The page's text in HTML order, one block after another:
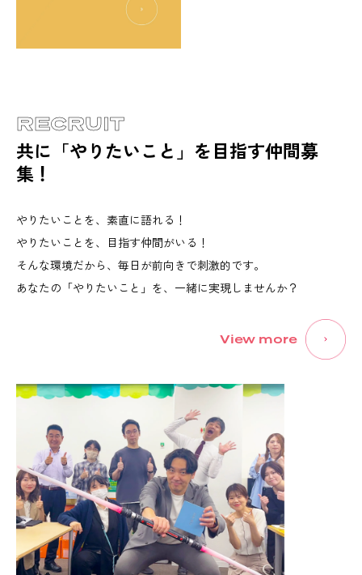
RECRUIT
共に「やりたいこと」を目指す仲間募
集！
やりたいことを、素直に語れる！
やりたいことを、目指す仲間がいる！
そんな環境だから、毎日が前向きで刺激的です。
あなたの「やりたいこと」を、一緒に実現しませんか？
View more